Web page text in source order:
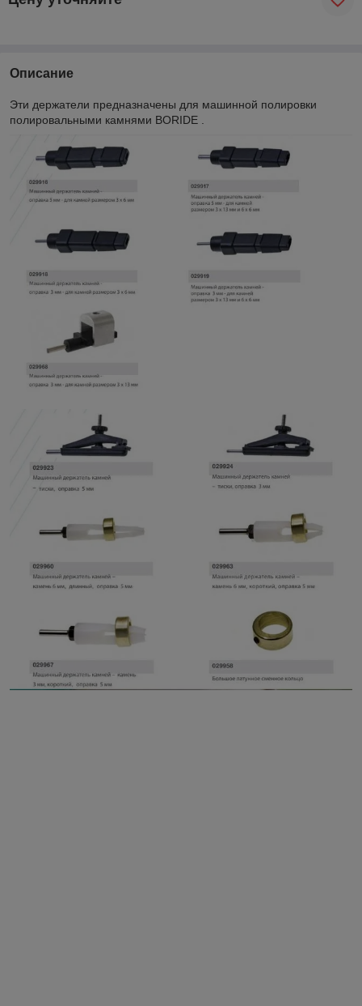
Описание
Эти держатели предназначены для машинной полировки
полировальными камнями BORIDE .